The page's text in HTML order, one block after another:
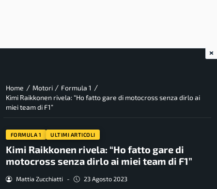
Home / Motori / Formula 1 /
Kimi Raikkonen rivela: “Ho fatto gare di motocross senza dirlo ai
miei team di F1”
FORMULA 1 ULTIMI ARTICOLI
Kimi Raikkonen rivela: “Ho fatto gare di
motocross senza dirlo ai miei team di F1”
Mattia Zucchiatti - 23 Agosto 2023
×